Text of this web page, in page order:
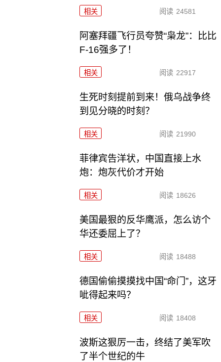
相关 阅读 24581
阿塞拜疆飞行员夸赞“枭龙”：比比
F-16强多了！
相关 阅读 22917
生死时刻提前到来！俄乌战争终
到见分晓的时刻？
相关 阅读 21990
菲律宾告洋状，中国直接上水
炮：炮灰代价才开始
相关 阅读 18626
美国最狠的反华鹰派，怎么访个
华还委屈上了？
相关 阅读 18488
德国偷偷摸摸找中国“命门”，这牙
呲得起来吗？
相关 阅读 18408
波斯这狠厉一击，终结了美军吹
了半个世纪的牛